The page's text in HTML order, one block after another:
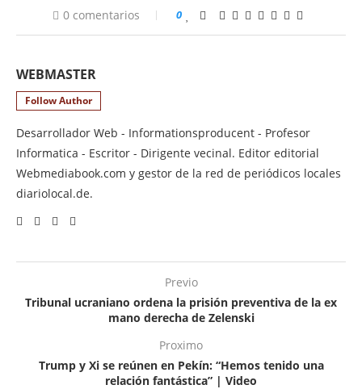
0 comentarios 0
WEBMASTER
Follow Author
Desarrollador Web - Informationsproducent - Profesor
Informatica - Escritor - Dirigente vecinal. Editor editorial
Webmediabook.com y gestor de la red de periódicos locales
diariolocal.de.
Previo
Tribunal ucraniano ordena la prisión preventiva de la ex
mano derecha de Zelenski
Proximo
Trump y Xi se reúnen en Pekín: “Hemos tenido una
relación fantástica” | Video